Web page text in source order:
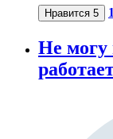
Нравится 5 1
Не могу